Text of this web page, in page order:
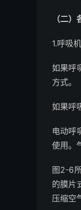
（二
1.呼吸
如果呼
方式。
如果呼
电动呼
使用。
图2-6
的膜片
压缩空